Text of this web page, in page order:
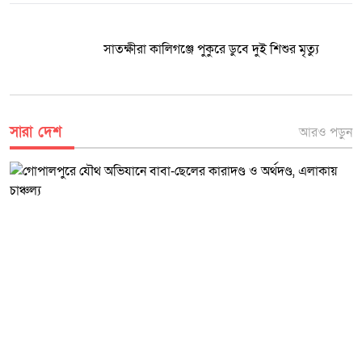
সাতক্ষীরা কালিগঞ্জে পুকুরে ডুবে দুই শিশুর মৃত্যু
সারা দেশ আরও পড়ুন